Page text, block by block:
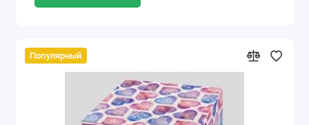
Популярный